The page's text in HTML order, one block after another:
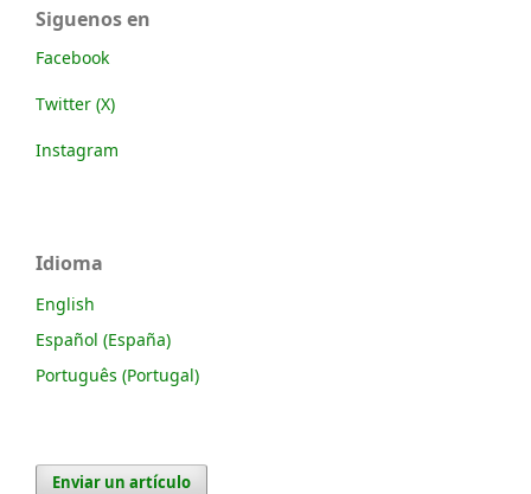
Siguenos en
Facebook
Twitter (X)
Instagram
Idioma
English
Español (España)
Português (Portugal)
Enviar un artículo